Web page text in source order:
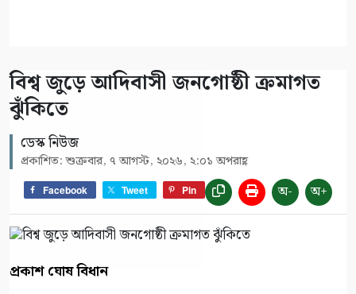
বিশ্ব জুড়ে আদিবাসী জনগোষ্ঠী ক্রমাগত
ঝুঁকিতে
ডেস্ক নিউজ
প্রকাশিত: শুক্রবার, ৭ আগস্ট, ২০২৬, ২:০১ অপরাহ্ণ
Facebook Tweet Pin অ- অ+
প্রকাশ ঘোষ বিধান